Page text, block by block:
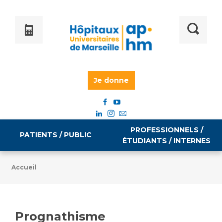
Je donne
PATIENTS / PUBLIC
PROFESSIONNELS /
ÉTUDIANTS / INTERNES
Emploi / formation
Accueil
Prognathisme